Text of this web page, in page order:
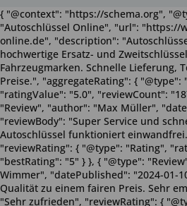
{ "@context": "https://schema.org",
"Autoschlüssel Online", "url": "https://
online.de", "description":
hochwertige Ersatz- und
Fahrzeugmarken. Schnelle Lieferung,
Preise.", "aggregateRating": { "@type":
"ratingValue": "5.0", "reviewCount":
"Review", "author": "Max Müller",
"reviewBody": "Super Service und
Autoschlüssel funktioniert
"reviewRating": { "@type": "Rating",
"bestRating": "5" } }, { "@type":
Wimmer", "datePublished": "2024-01-
Qualität zu einem fairen Preis. Sehr
"Sehr zufrieden", "reviewRating": {